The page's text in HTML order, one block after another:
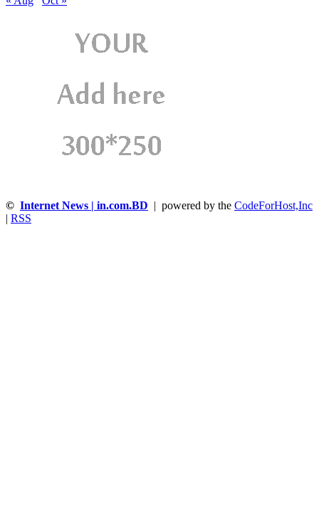
© Internet News | in.com.BD | powered by the CodeForHost,Inc
| RSS